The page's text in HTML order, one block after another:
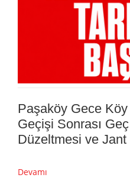
Paşaköy Gece Köy
Geçişi Sonrası
Düzeltmesi ve Jant
Devamı